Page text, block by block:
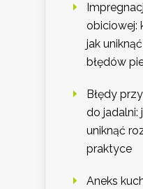
obiciowej:
jak
błędów
Błędy
do jadalni:
uniknąć
praktyce
Aneks